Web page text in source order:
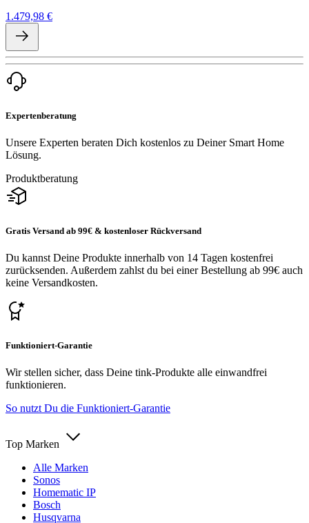
1.479,98 €
Expertenberatung
Unsere Experten beraten Dich kostenlos zu Deiner Smart Home
Lösung.
Produktberatung
Gratis Versand ab 99€ & kostenloser Rückversand
Du kannst Deine Produkte innerhalb von 14 Tagen kostenfrei
zurücksenden. Außerdem zahlst du bei einer Bestellung ab 99€ auch
keine Versandkosten.
Funktioniert-Garantie
Wir stellen sicher, dass Deine tink-Produkte alle einwandfrei
funktionieren.
So nutzt Du die Funktioniert-Garantie
Top Marken
Alle Marken
Sonos
Homematic IP
Bosch
Husqvarna